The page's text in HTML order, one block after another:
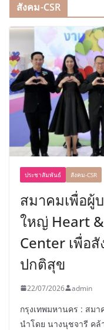
สังคม-CSR
ประชาสัมพันธ์ สังคม-CSR
สมาคมเพื่อผู้
ใหญ่ Heart
Center เพื่อ
ปกติสุข
22/07/2026 admin
กรุงเทพมหานคร : สมา
นำโดย นางนุชจารี คล้